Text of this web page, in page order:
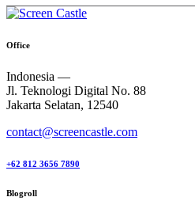
Office
Indonesia —
Jl. Teknologi Digital No. 88
Jakarta Selatan, 12540
contact@screencastle.com
+62 812 3656 7890
Blogroll